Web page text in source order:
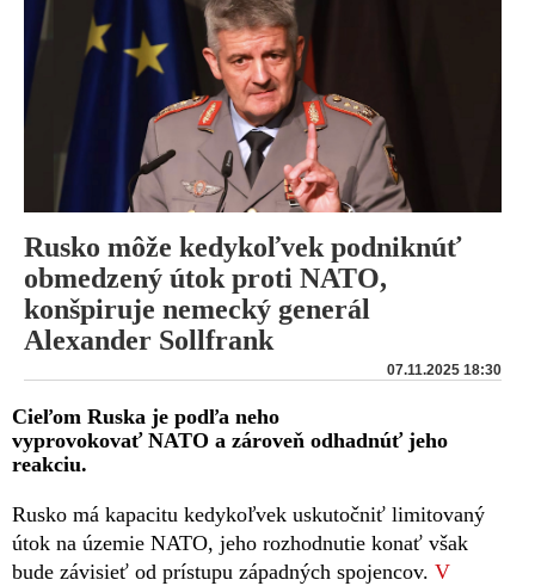
Rusko môže kedykoľvek podniknúť
obmedzený útok proti NATO,
konšpiruje nemecký generál
Alexander Sollfrank
07.11.2025 18:30
Cieľom Ruska je podľa neho
vyprovokovať NATO a zároveň odhadnúť jeho
reakciu.
Rusko má kapacitu kedykoľvek uskutočniť limitovaný
útok na územie NATO, jeho rozhodnutie konať však
bude závisieť od prístupu západných spojencov. V